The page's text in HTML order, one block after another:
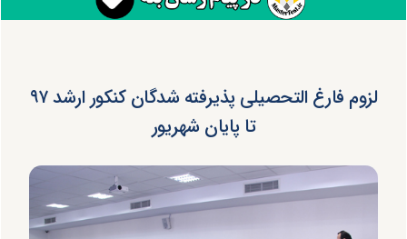
لزوم فارغ التحصیلی پذیرفته شدگان کنکور ارشد ۹۷
تا پایان شهریور